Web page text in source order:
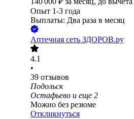
Опыт 1-3 года
Выплаты: Два раза в месяц
Аптечная сеть ЗДОРОВ.ру
4.1
•
39 отзывов
Подольск
Остафьево и еще 2
Можно без резюме
Откликнуться